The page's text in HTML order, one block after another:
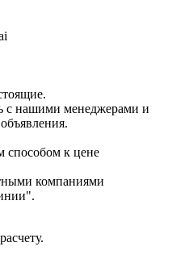
с нашими менеджерами и
способом к цене
компаниями
расчету.